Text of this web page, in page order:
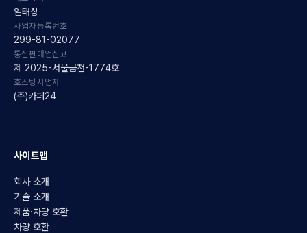
임태상
사업자등록번호
299-81-02077
통신판매업신고
제 2025-서울금천-1774호
호스팅사업자
(주)카페24
사이트맵
회사 소개
기술 소개
제품·차량 호환
차량 호환